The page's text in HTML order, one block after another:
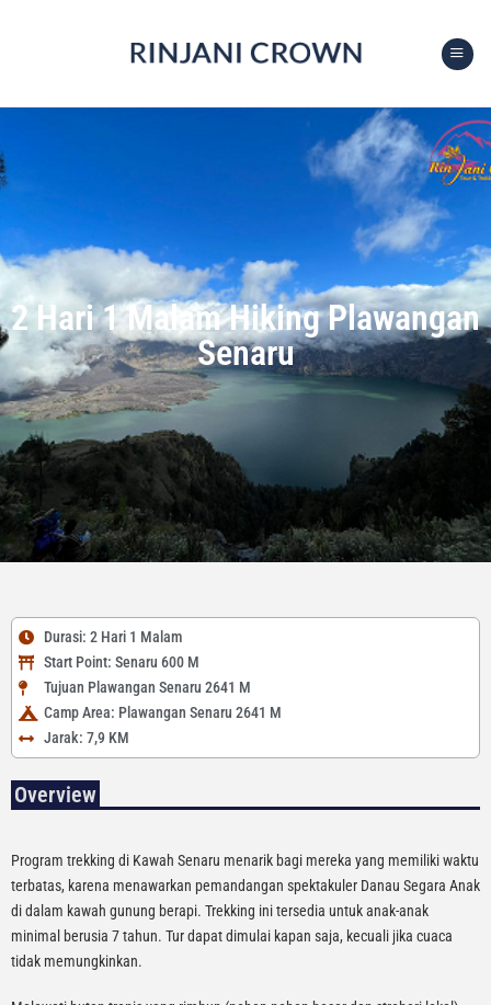
2 Hari 1 Malam Hiking Plawangan
Senaru
Durasi: 2 Hari 1 Malam
Start Point: Senaru 600 M
Tujuan Plawangan Senaru 2641 M
Camp Area: Plawangan Senaru 2641 M
Jarak: 7,9 KM
Overview
Program trekking di Kawah Senaru menarik bagi mereka yang memiliki waktu
terbatas, karena menawarkan pemandangan spektakuler Danau Segara Anak
di dalam kawah gunung berapi. Trekking ini tersedia untuk anak-anak
minimal berusia 7 tahun. Tur dapat dimulai kapan saja, kecuali jika cuaca
tidak memungkinkan.